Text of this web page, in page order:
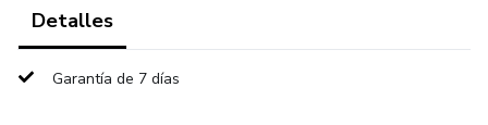
- Aplicación del Blooming Gel
Detalles
Garantía de 7 días